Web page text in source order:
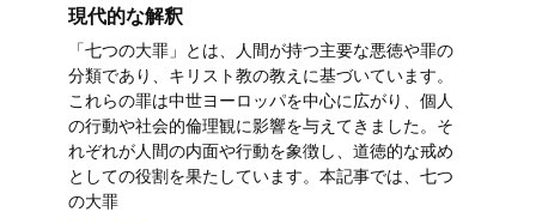
現代的な解釈
「七つの大罪」とは、人間が持つ主要な悪徳や罪の
分類であり、キリスト教の教えに基づいています。
これらの罪は中世ヨーロッパを中心に広がり、個人
の行動や社会的倫理観に影響を与えてきました。そ
れぞれが人間の内面や行動を象徴し、道徳的な戒め
としての役割を果たしています。本記事では、七つ
の大罪